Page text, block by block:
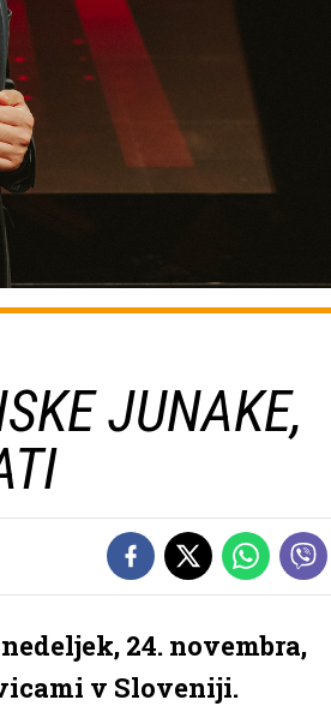
JUNAKE,
24. novembra,
v Sloveniji.